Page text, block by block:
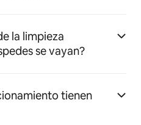
la limpieza
se vayan?
tienen